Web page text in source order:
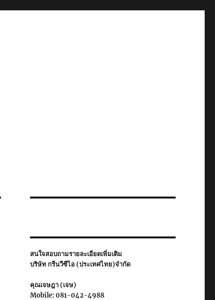
สนใจสอบถามรายละเอียดเพิ่มเติม
บริษัท กรีนวีซีไอ (ประเทศไทย)จำกัด
คุณเจษฎา (เจษ)
Mobile: 081-042-4988